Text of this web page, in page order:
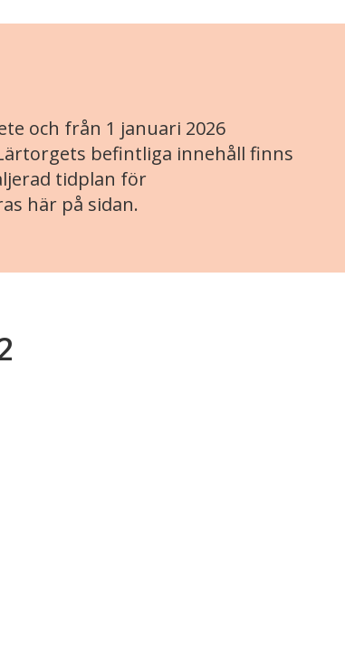
och från 1 januari 2026
befintliga innehåll finns
tidplan för
här på sidan.